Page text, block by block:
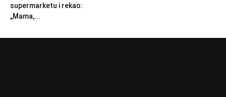
supermarketu i rekao:
„Mama,...